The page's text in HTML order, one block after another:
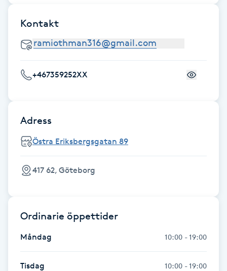
Japansk massage
Kemisk peeling
Keratinbehandling
Kinesiologi
Kinesisk medicin
Kontakt
+467359252XX
Adress
Östra Eriksbergsgatan 89
417 62, Göteborg
Ordinarie öppettider
Måndag 10:00 - 19:00
Tisdag 10:00 - 19:00